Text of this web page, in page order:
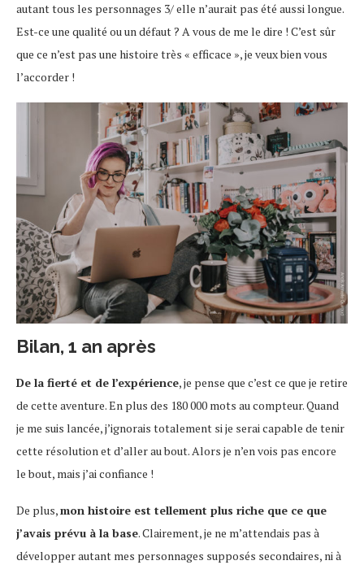
autant tous les personnages 3/ elle n’aurait pas été aussi longue.
Est-ce une qualité ou un défaut ? A vous de me le dire ! C’est sûr
que ce n’est pas une histoire très « efficace », je veux bien vous
l’accorder !
Bilan, 1 an après
De la fierté et de l’expérience, je pense que c’est ce que je retire
de cette aventure. En plus des 180 000 mots au compteur. Quand
je me suis lancée, j’ignorais totalement si je serai capable de tenir
cette résolution et d’aller au bout. Alors je n’en vois pas encore
le bout, mais j’ai confiance !
De plus,mon histoire est tellement plus riche que ce que
j’avais prévu à la base. Clairement, je ne m’attendais pas à
développer autant mes personnages supposés secondaires, ni à